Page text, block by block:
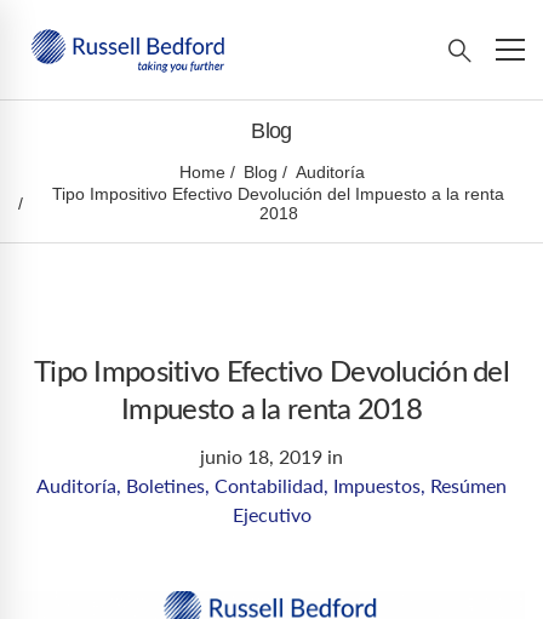
Blog
Home Blog
Auditoría
Tipo Impositivo Efectivo Devolución del Impuesto a la renta
2018
Tipo Impositivo Efectivo Devolución del
Impuesto a la renta 2018
junio 18, 2019 in
Auditoría Boletines Contabilidad Impuestos Resúmen
Ejecutivo